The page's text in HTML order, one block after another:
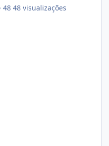
no da.
48 visualizações